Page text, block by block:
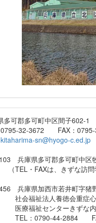
可郡多可町中区間子602-1
FAX：0795-
kitaharima-sn@hyogo-c.ed.jp
兵庫県多可郡多可町中区
きずな訪問学
兵庫県加西市若井町字猪
徳会重症心身障
ターきずな内
2884 FAX：